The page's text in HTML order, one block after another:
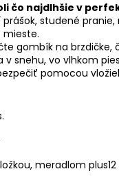
čo najdlhšie v
studené
gombík na
v snehu, vo vlhkom
pomocou
meradlom